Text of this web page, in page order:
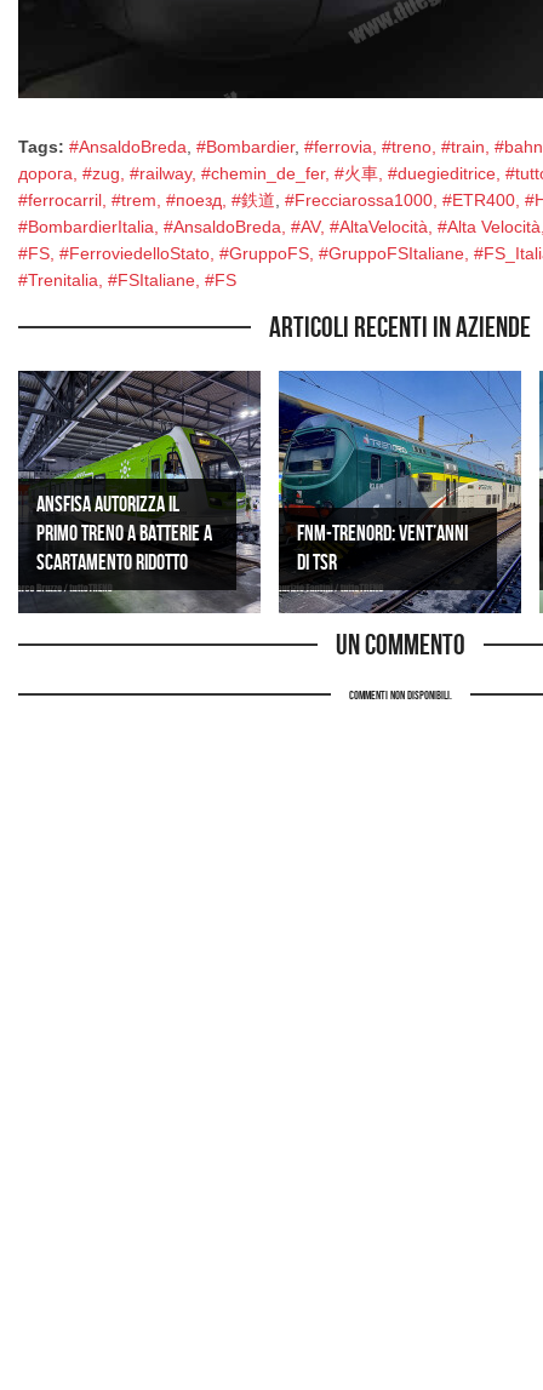
Tags: #AnsaldoBreda #Bombardier, #ferrovia, #treno, #train,
дорога, #zug, #railway, #chemin_de_fer, #火車, #duegieditrice,
#ferrocarril, #trem, #поезд, #鉄道 #Frecciarossa1000, #ETR400,
#BombardierItalia, #AnsaldoBreda, #AV, #AltaVelocità, #Alta
#FS, #FerroviedelloStato, #GruppoFS, #GruppoFSItaliane,
#Trenitalia, #FSItaliane, #FS
Articoli recenti in Aziende
ANSFISA AUTORIZZA IL
PRIMO TRENO A BATTERIE A
SCARTAMENTO RIDOTTO
FNM-Trenord: vent’anni
di TSR
Un commento
Commenti non disponibili.